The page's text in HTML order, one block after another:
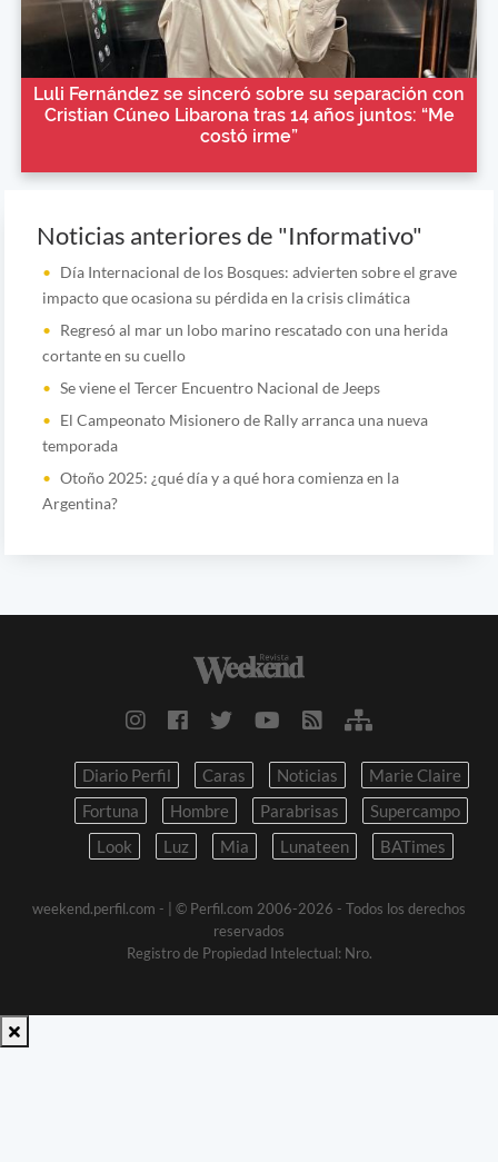
Luli Fernández se sinceró sobre su separación con
Cristian Cúneo Libarona tras 14 años juntos: “Me
costó irme”
Noticias anteriores de "Informativo"
Día Internacional de los Bosques: advierten sobre el grave
impacto que ocasiona su pérdida en la crisis climática
Regresó al mar un lobo marino rescatado con una herida
cortante en su cuello
Se viene el Tercer Encuentro Nacional de Jeeps
El Campeonato Misionero de Rally arranca una nueva
temporada
Otoño 2025: ¿qué día y a qué hora comienza en la
Argentina?
Diario Perfil Caras Noticias
Marie Claire
Fortuna
Hombre Parabrisas
Supercampo
Look
Luz Mia Lunateen BATimes
weekend.perfil.com -
| © Perfil.com 2006-2026 - Todos los derechos
reservados
Registro de Propiedad Intelectual: Nro.